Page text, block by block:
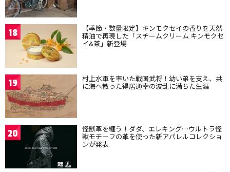
18 【季節・数量限定】キンモクセイの香りを天然
精油で再現した「スチームクリーム キンモクセ
イ&茶」新登場
19 村上水軍を率いた戦国武将！幼い弟を支え、共
に海へ散った得居通幸の波乱に満ちた生涯
20 怪獣革を纏う！ダダ、エレキング…ウルトラ怪
獣モチーフの革を使った新アパレルコレクショ
ンが発表